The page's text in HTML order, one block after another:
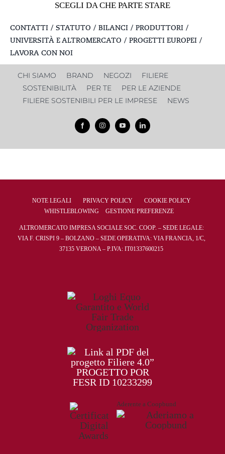
CONTATTI STATUTO BILANCI
PRODUTTORI
UNIVERSITÀ E ALTROMERCATO
PROGETTI EUROPEI
LAVORA CON NOI
SCEGLI DA CHE PARTE STARE
CHI SIAMO BRAND NEGOZI
FILIERE
SOSTENIBILITÀ
PER TE
PER LE AZIENDE
FILIERE SOSTENIBILI PER LE IMPRESE
NEWS
NOTE LEGALI PRIVACY POLICY
COOKIE POLICY
WHISTLEBLOWING
GESTIONE PREFERENZE
ALTROMERCATO IMPRESA SOCIALE SOC. COOP. – SEDE LEGALE:
VIA F. CRISPI 9 – BOLZANO – SEDE OPERATIVA: VIA FRANCIA, 1/C,
37135 VERONA – P.IVA: IT01337600215
Aderente a Coopbund